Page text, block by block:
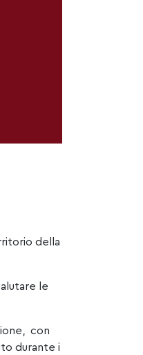
della
le
con
durante i